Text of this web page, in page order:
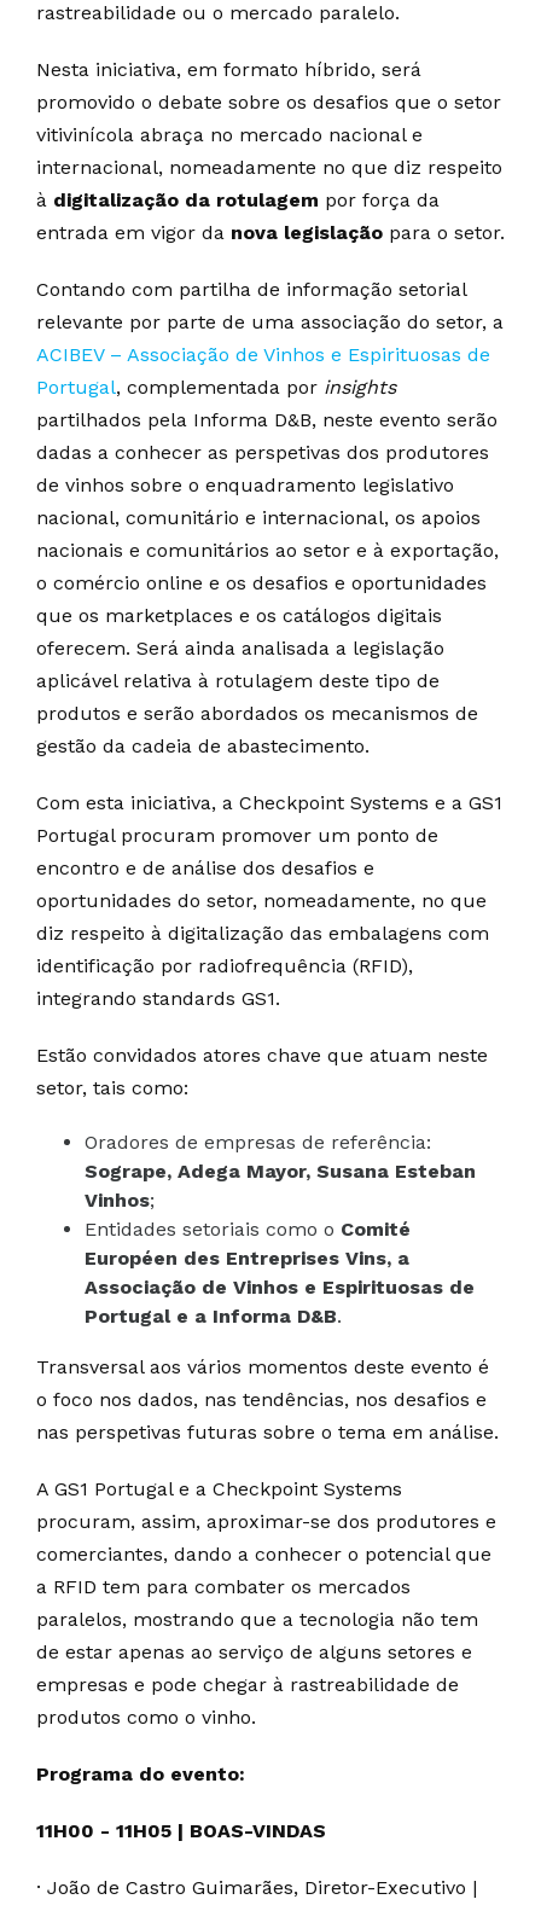
rastreabilidade ou o mercado paralelo.
Nesta iniciativa, em formato híbrido, será
promovido o debate sobre os desafios que o setor
vitivinícola abraça no mercado nacional e
internacional, nomeadamente no que diz respeito
à digitalização da rotulagem por força da
entrada em vigor da nova legislação para o setor.
Contando com partilha de informação setorial
relevante por parte de uma associação do setor, a
ACIBEV – Associação de Vinhos e Espirituosas de
Portugal, complementada por insights
partilhados pela Informa D&B, neste evento serão
dadas a conhecer as perspetivas dos produtores
de vinhos sobre o enquadramento legislativo
nacional, comunitário e internacional, os apoios
nacionais e comunitários ao setor e à exportação,
o comércio online e os desafios e oportunidades
que os marketplaces e os catálogos digitais
oferecem. Será ainda analisada a legislação
aplicável relativa à rotulagem deste tipo de
produtos e serão abordados os mecanismos de
gestão da cadeia de abastecimento.
Com esta iniciativa, a Checkpoint Systems e a GS1
Portugal procuram promover um ponto de
encontro e de análise dos desafios e
oportunidades do setor, nomeadamente, no que
diz respeito à digitalização das embalagens com
identificação por radiofrequência (RFID),
integrando standards GS1.
Estão convidados atores chave que atuam neste
setor, tais como:
Oradores de empresas de referência:
Sogrape, Adega Mayor, Susana Esteban
Vinhos;
Entidades setoriais como o Comité
Européen des Entreprises Vins, a
Associação de Vinhos e Espirituosas de
Portugal e a Informa D&B.
Transversal aos vários momentos deste evento é
o foco nos dados, nas tendências, nos desafios e
nas perspetivas futuras sobre o tema em análise.
A GS1 Portugal e a Checkpoint Systems
procuram, assim, aproximar-se dos produtores e
comerciantes, dando a conhecer o potencial que
a RFID tem para combater os mercados
paralelos, mostrando que a tecnologia não tem
de estar apenas ao serviço de alguns setores e
empresas e pode chegar à rastreabilidade de
produtos como o vinho.
Programa do evento:
11H00 - 11H05 | BOAS-VINDAS
· João de Castro Guimarães, Diretor-Executivo |